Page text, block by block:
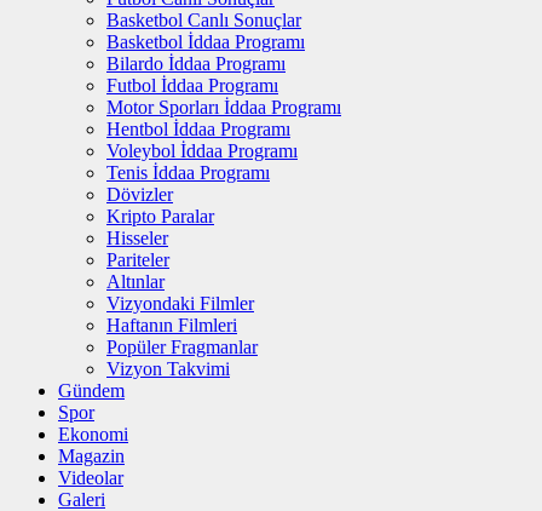
Basketbol Canlı Sonuçlar
Basketbol İddaa Programı
Bilardo İddaa Programı
Futbol İddaa Programı
Motor Sporları İddaa Programı
Hentbol İddaa Programı
Voleybol İddaa Programı
Tenis İddaa Programı
Dövizler
Kripto Paralar
Hisseler
Pariteler
Altınlar
Vizyondaki Filmler
Haftanın Filmleri
Popüler Fragmanlar
Vizyon Takvimi
Gündem
Spor
Ekonomi
Magazin
Videolar
Galeri